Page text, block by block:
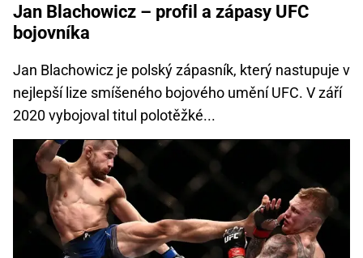
Jan Blachowicz – profil a zápasy UFC
bojovníka
Jan Blachowicz je polský zápasník, který nastupuje v
nejlepší lize smíšeného bojového umění UFC. V září
2020 vybojoval titul polotěžké...